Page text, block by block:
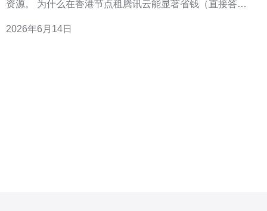
资源。 为什么在香港节点租腾讯云能显著省钱（直接答
路成本构成决定了最终账单，合理选型能明显压低月度开
2026年6月14日